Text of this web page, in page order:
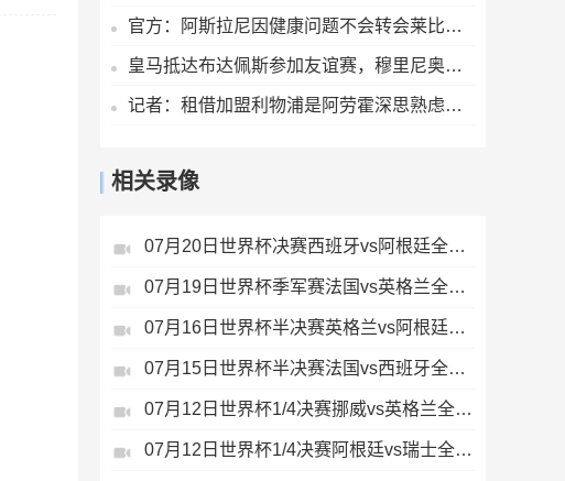
官方：阿斯拉尼因健康问题不会转会莱比锡，将留在霍芬海姆
皇马抵达布达佩斯参加友谊赛，穆里尼奥为等候的球迷签名
记者：租借加盟利物浦是阿劳霍深思熟虑的决定，红军承担全部工资
相关录像
07月20日世界杯决赛西班牙vs阿根廷全场录像
07月19日世界杯季军赛法国vs英格兰全场录像
07月16日世界杯半决赛英格兰vs阿根廷全场录像
07月15日世界杯半决赛法国vs西班牙全场录像
07月12日世界杯1/4决赛挪威vs英格兰全场录像
07月12日世界杯1/4决赛阿根廷vs瑞士全场录像